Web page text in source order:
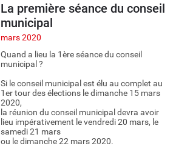
La première séance du conseil
municipal
mars 2020
Quand a lieu la 1ère séance du conseil
municipal ?
Si le conseil municipal est élu au complet au
1er tour des élections le dimanche 15 mars
2020,
la réunion du conseil municipal devra avoir
lieu impérativement le vendredi 20 mars, le
samedi 21 mars
ou le dimanche 22 mars 2020.